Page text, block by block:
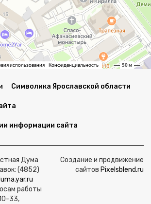
Символика Ярославской области
информации сайта
Дума
(4852)
работы
33,
Создание и продвижение
сайтов Pixelsblend.ru